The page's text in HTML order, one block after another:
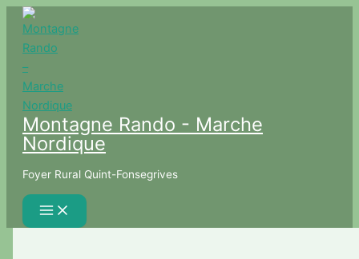
Aller
contenu
Montagne Rando - Marche
Nordique
Foyer Rural Quint-Fonsegrives